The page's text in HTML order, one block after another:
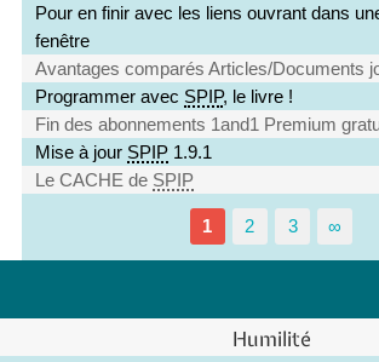
Pour en finir avec les liens ouvrant dans
fenêtre
Avantages comparés Articles/Documents
Programmer avec SPIP, le livre !
Fin des abonnements 1and1 Premium
Mise à jour SPIP 1.9.1
Le CACHE de SPIP
1 2 3 ∞
Humilité